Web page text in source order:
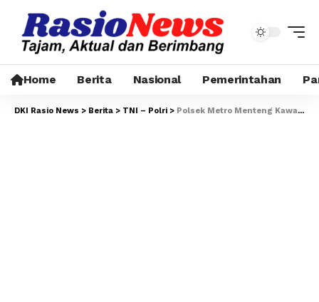
Home Berita Nasional Pemerintahan
DKI Rasio News > Berita > TNI – Polri > Polsek Metro Menteng Kawal Aksi Unjuk Rasa Mahasiswa NTB di Kantor DPP Partai NasDem Berjalan Aman dan Kondusif